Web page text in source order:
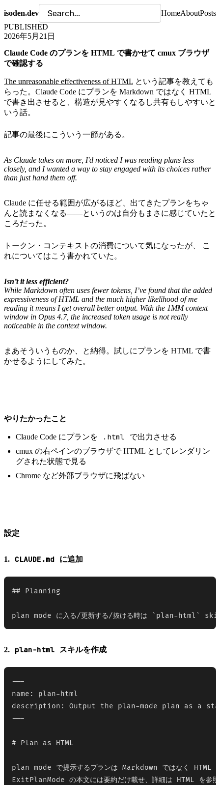
isoden.dev HomeAboutPosts
PUBLISHED
2026年5月21日
Claude Code のプランを HTML で書かせて cmux ブラウザ
で確認する
The unreasonable effectiveness of HTML という記事を教えても
らった。Claude Code にプランを Markdown ではなく HTML
で書き出させると、構造が見やすくなるし共有もしやすいと
いう話。
記事の最後にこういう一節がある。
As Claude takes on more, I'd noticed I was reading plans less
closely, and I wanted a way to stay engaged with its choices rather
than just hand them off.
Claude に任せる範囲が広がるほど、出てきたプランをちゃ
んと読まなくなる——というのは自分もまさに感じていたと
ころだった。
トークン・コンテキストの消費について気になったが、 こ
れについてはこう書かれていた。
Isn’t it less efficient?
While Markdown often uses fewer tokens, I’ve found that the added
expressiveness of HTML and the much higher likelihood of me
reading it means I get overall better output. With the 1MM context
window in Opus 4.7, the increased token usage is not really
noticeable in the context window.
まあそういうものか、と納得。試しにプランを HTML で書
かせるようにしてみた。
やりたかったこと
Claude Code にプランを .html
で出力させる
cmux の右ペインのブラウザで HTML としてレンダリン
グされた状態で見る
Chrome など外部ブラウザに飛ばない
設定
1. CLAUDE.md に追加
## Planning
plan mode に入る/更新する/抜ける時は `plan-html`
2. plan-html スキルを作成
---
name: plan-html
description: Output the plan-mode plan as a
---
# Plan as HTML
plan mode で提示するプランは Markdown ではなく HTML フ
ExitPlanMode の本文には要約だけ載せ、詳細は HTML を参照